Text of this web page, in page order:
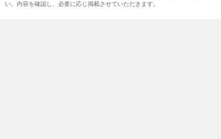
い。内容を確認し、必要に応じ掲載させていただきます。